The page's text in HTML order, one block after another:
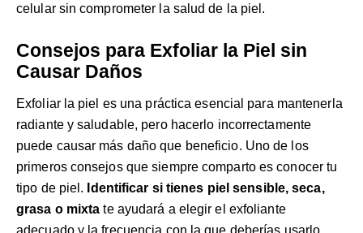
celular sin comprometer la salud de la piel.
Consejos para Exfoliar la Piel sin
Causar Daños
Exfoliar la piel es una práctica esencial para mantenerla
radiante y saludable, pero hacerlo incorrectamente
puede causar más daño que beneficio. Uno de los
primeros consejos que siempre comparto es conocer tu
tipo de piel. Identificar si tienes piel sensible, seca,
grasa o mixta te ayudará a elegir el exfoliante
adecuado y la frecuencia con la que deberías usarlo.